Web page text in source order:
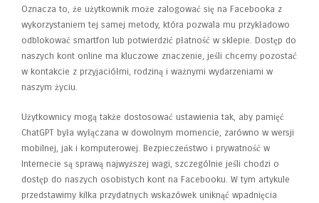
Oznacza to, że użytkownik może zalogować się na Facebooka z
wykorzystaniem tej samej metody, która pozwala mu przykładowo
odblokować smartfon lub potwierdzić płatność w sklepie. Dostęp do
naszych kont online ma kluczowe znaczenie, jeśli chcemy pozostać
w kontakcie z przyjaciółmi, rodziną i ważnymi wydarzeniami w
naszym życiu.
Użytkownicy mogą także dostosować ustawienia tak, aby pamięć
ChatGPT była wyłączana w dowolnym momencie, zarówno w wersji
mobilnej, jak i komputerowej. Bezpieczeństwo i prywatność w
Internecie są sprawą najwyższej wagi, szczególnie jeśli chodzi o
dostęp do naszych osobistych kont na Facebooku. W tym artykule
przedstawimy kilka przydatnych wskazówek uniknąć wpadnięcia